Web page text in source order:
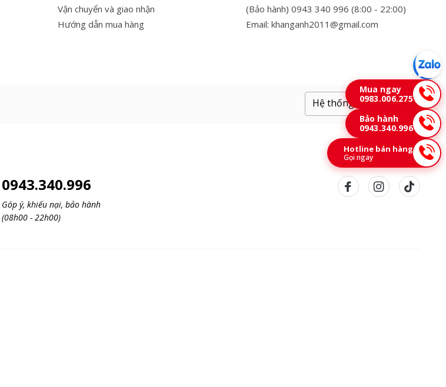
Vận chuyển và giao nhận
Hướng dẫn mua hàng
(Bảo hành) 0943 340 996 (8:00 - 22:00)
Email: khanganh2011@gmail.com
Hệ thống cửa hàng
0943.340.996
Góp ý, khiếu nại, bảo hành
(08h00 - 22h00)
Mua ngay
0983.006.275
Bảo hành
0943.340.996
Hotline bán hàng
Gọi ngay